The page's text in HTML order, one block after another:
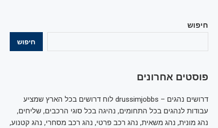
חיפוש
חיפוש
פוסטים אחרונים
דרושים נהגים – drussimjobbs לוח דרושים בכל הארץ שמציע
עבודות לנהגים בכל התחומים, נהיגה בכל סוגי הרכבים, שליחים,
נהג מונית, נהג משאית, נהג רכב פרטי, נהג רכב מסחרי, נהג קטנוע,